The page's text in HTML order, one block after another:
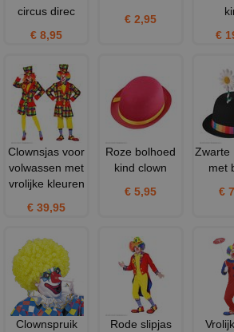
circus direc
€ 8,95
€ 2,95
€
Clownsjas voor
volwassen met
vrolijke kleuren
€ 39,95
Roze bolhoed
kind clown
€ 5,95
Zwarte
met
€
Clownspruik
Rode slipjas